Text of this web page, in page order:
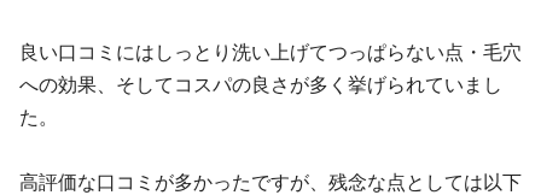
良い口コミにはしっとり洗い上げてつっぱらない点・毛穴
への効果、そしてコスパの良さが多く挙げられていまし
た。
高評価な口コミが多かったですが、残念な点としては以下